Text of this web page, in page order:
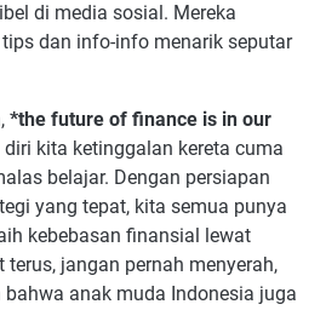
di media sosial. Mereka
dan info-info menarik seputar
*the future of finance is in our
kita ketinggalan kereta cuma
belajar. Dengan persiapan
yang tepat, kita semua punya
kebebasan finansial lewat
jangan pernah menyerah,
anak muda Indonesia juga